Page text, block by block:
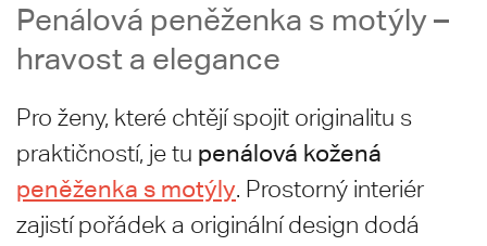
Penálová peněženka s motýly –
hravost a elegance
Pro ženy, které chtějí spojit originalitu s
praktičností, je tu penálová kožená
peněženka s motýly. Prostorný interiér
zajistí pořádek a originální design dodá